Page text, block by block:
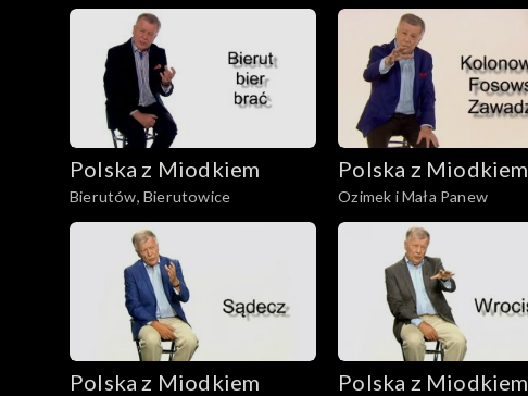
Sezon 1
Polska z Miodkiem
Bierutów, Bierutowice
Polska z Miodkiem
Ozimek i Mała Panew
Polska z Miodkiem Polska z Miodkiem